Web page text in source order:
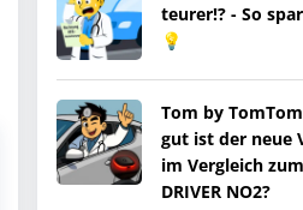
teurer!? - So
💡
Tom by
gut ist der neue
im Vergleich
DRIVER NO2?